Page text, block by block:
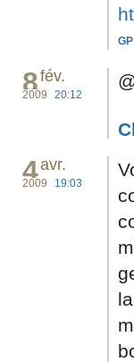
GP
8fév.
2009 20:12
4avr.
2009 19:03